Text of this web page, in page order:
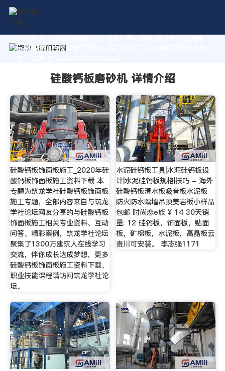
作为专业的 硅酸钙板磨砂机 制造厂家，我们致力于为您量身
定制高价值的粉体加工系统方案。获取厂家直销报价及技术支
硅酸钙板磨砂机 详情介绍
硅酸钙板饰面板施工_2020年硅
酸钙板饰面板施工资料下载 本
专题为筑龙学社硅酸钙板饰面板
施工专题，全部内容来自与筑龙
学社论坛网友分享的与硅酸钙板
饰面板施工相关专业资料、互动
问答、精彩案例，筑龙学社论坛
聚集了1300万建筑人在线学习
交流，伴你成长达成梦想，更多
硅酸钙板饰面板施工资料下载、
职业技能课程请访问筑龙学社论
坛。
水泥硅钙板工具|水泥硅钙板设
计|水泥硅钙板规格|技巧 - 海外
硅酸钙板清水板吸音板水泥板
防火防水隔墙吊顶美岩板小样品
包邮 时尚恋e族 ¥ 14 30天销
量: 12 硅钙板，饰面板，贴面
板，矿棉板，水泥板，高晶板云
贵川可安装。 李志强1171